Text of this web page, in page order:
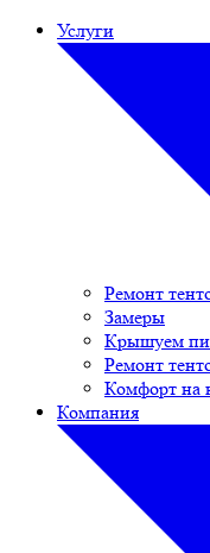
Услуги
Ремонт
Замеры
Крышуем
Ремонт
Комфорт на
Компания